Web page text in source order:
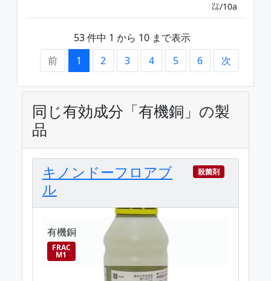
㍑/10a
53 件中 1 から 10 まで表示
前
1 2 3 4 5 6 次
同じ有効成分「有機銅」の製
品
キノンドーフロアブ
ル
殺菌剤
有機銅
FRAC
M1